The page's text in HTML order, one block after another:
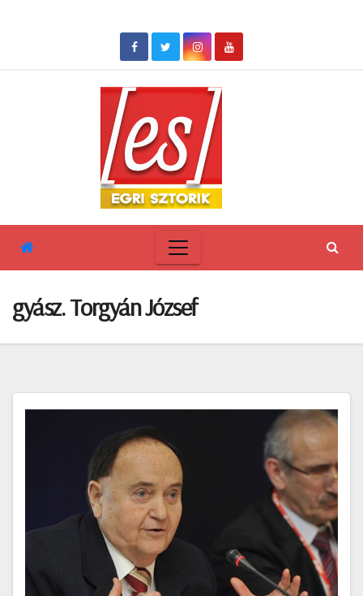
gyász. Torgyán József